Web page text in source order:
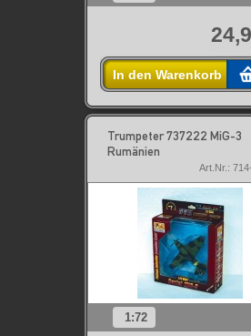
In den Warenkorb
Trumpeter 737222 MiG-3
Rumänien
Art.Nr.:
1:72